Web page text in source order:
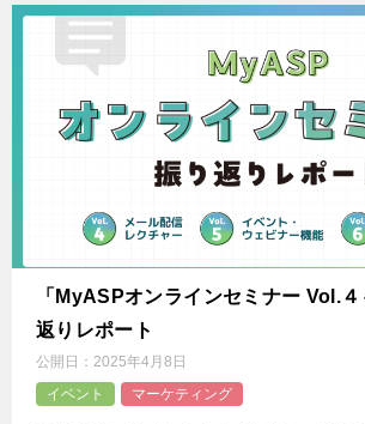
「MyASPオンラインセミナー Vol.
返りレポート
公開日： 2025年4月8日
イベント
マーケティング